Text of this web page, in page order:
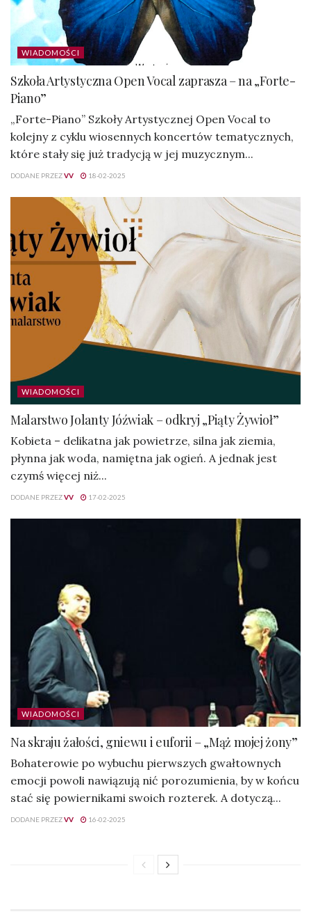
WIADOMOŚCI
Szkoła Artystyczna Open Vocal zaprasza – na „Forte-
Piano”
„Forte-Piano” Szkoły Artystycznej Open Vocal to
kolejny z cyklu wiosennych koncertów tematycznych,
które stały się już tradycją w jej muzycznym...
DODANE PRZEZVV 18-02-2025
WIADOMOŚCI
Malarstwo Jolanty Jóźwiak – odkryj „Piąty Żywioł”
Kobieta – delikatna jak powietrze, silna jak ziemia,
płynna jak woda, namiętna jak ogień. A jednak jest
czymś więcej niż...
DODANE PRZEZVV 17-02-2025
WIADOMOŚCI
Na skraju żałości, gniewu i euforii – „Mąż mojej żony”
Bohaterowie po wybuchu pierwszych gwałtownych
emocji powoli nawiązują nić porozumienia, by w końcu
stać się powiernikami swoich rozterek. A dotyczą...
DODANE PRZEZVV 16-02-2025